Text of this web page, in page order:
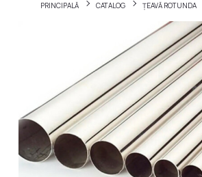
Bara Rotunda din Inox
Cornier din Inox
Bandă
Accesorii pentru balustrade
Fitinguri
Elemente de fixare și șuruburi
Materiale pentru sudură
PRINCIPALĂ CATALOG ȚEAVĂ ROTUNDA